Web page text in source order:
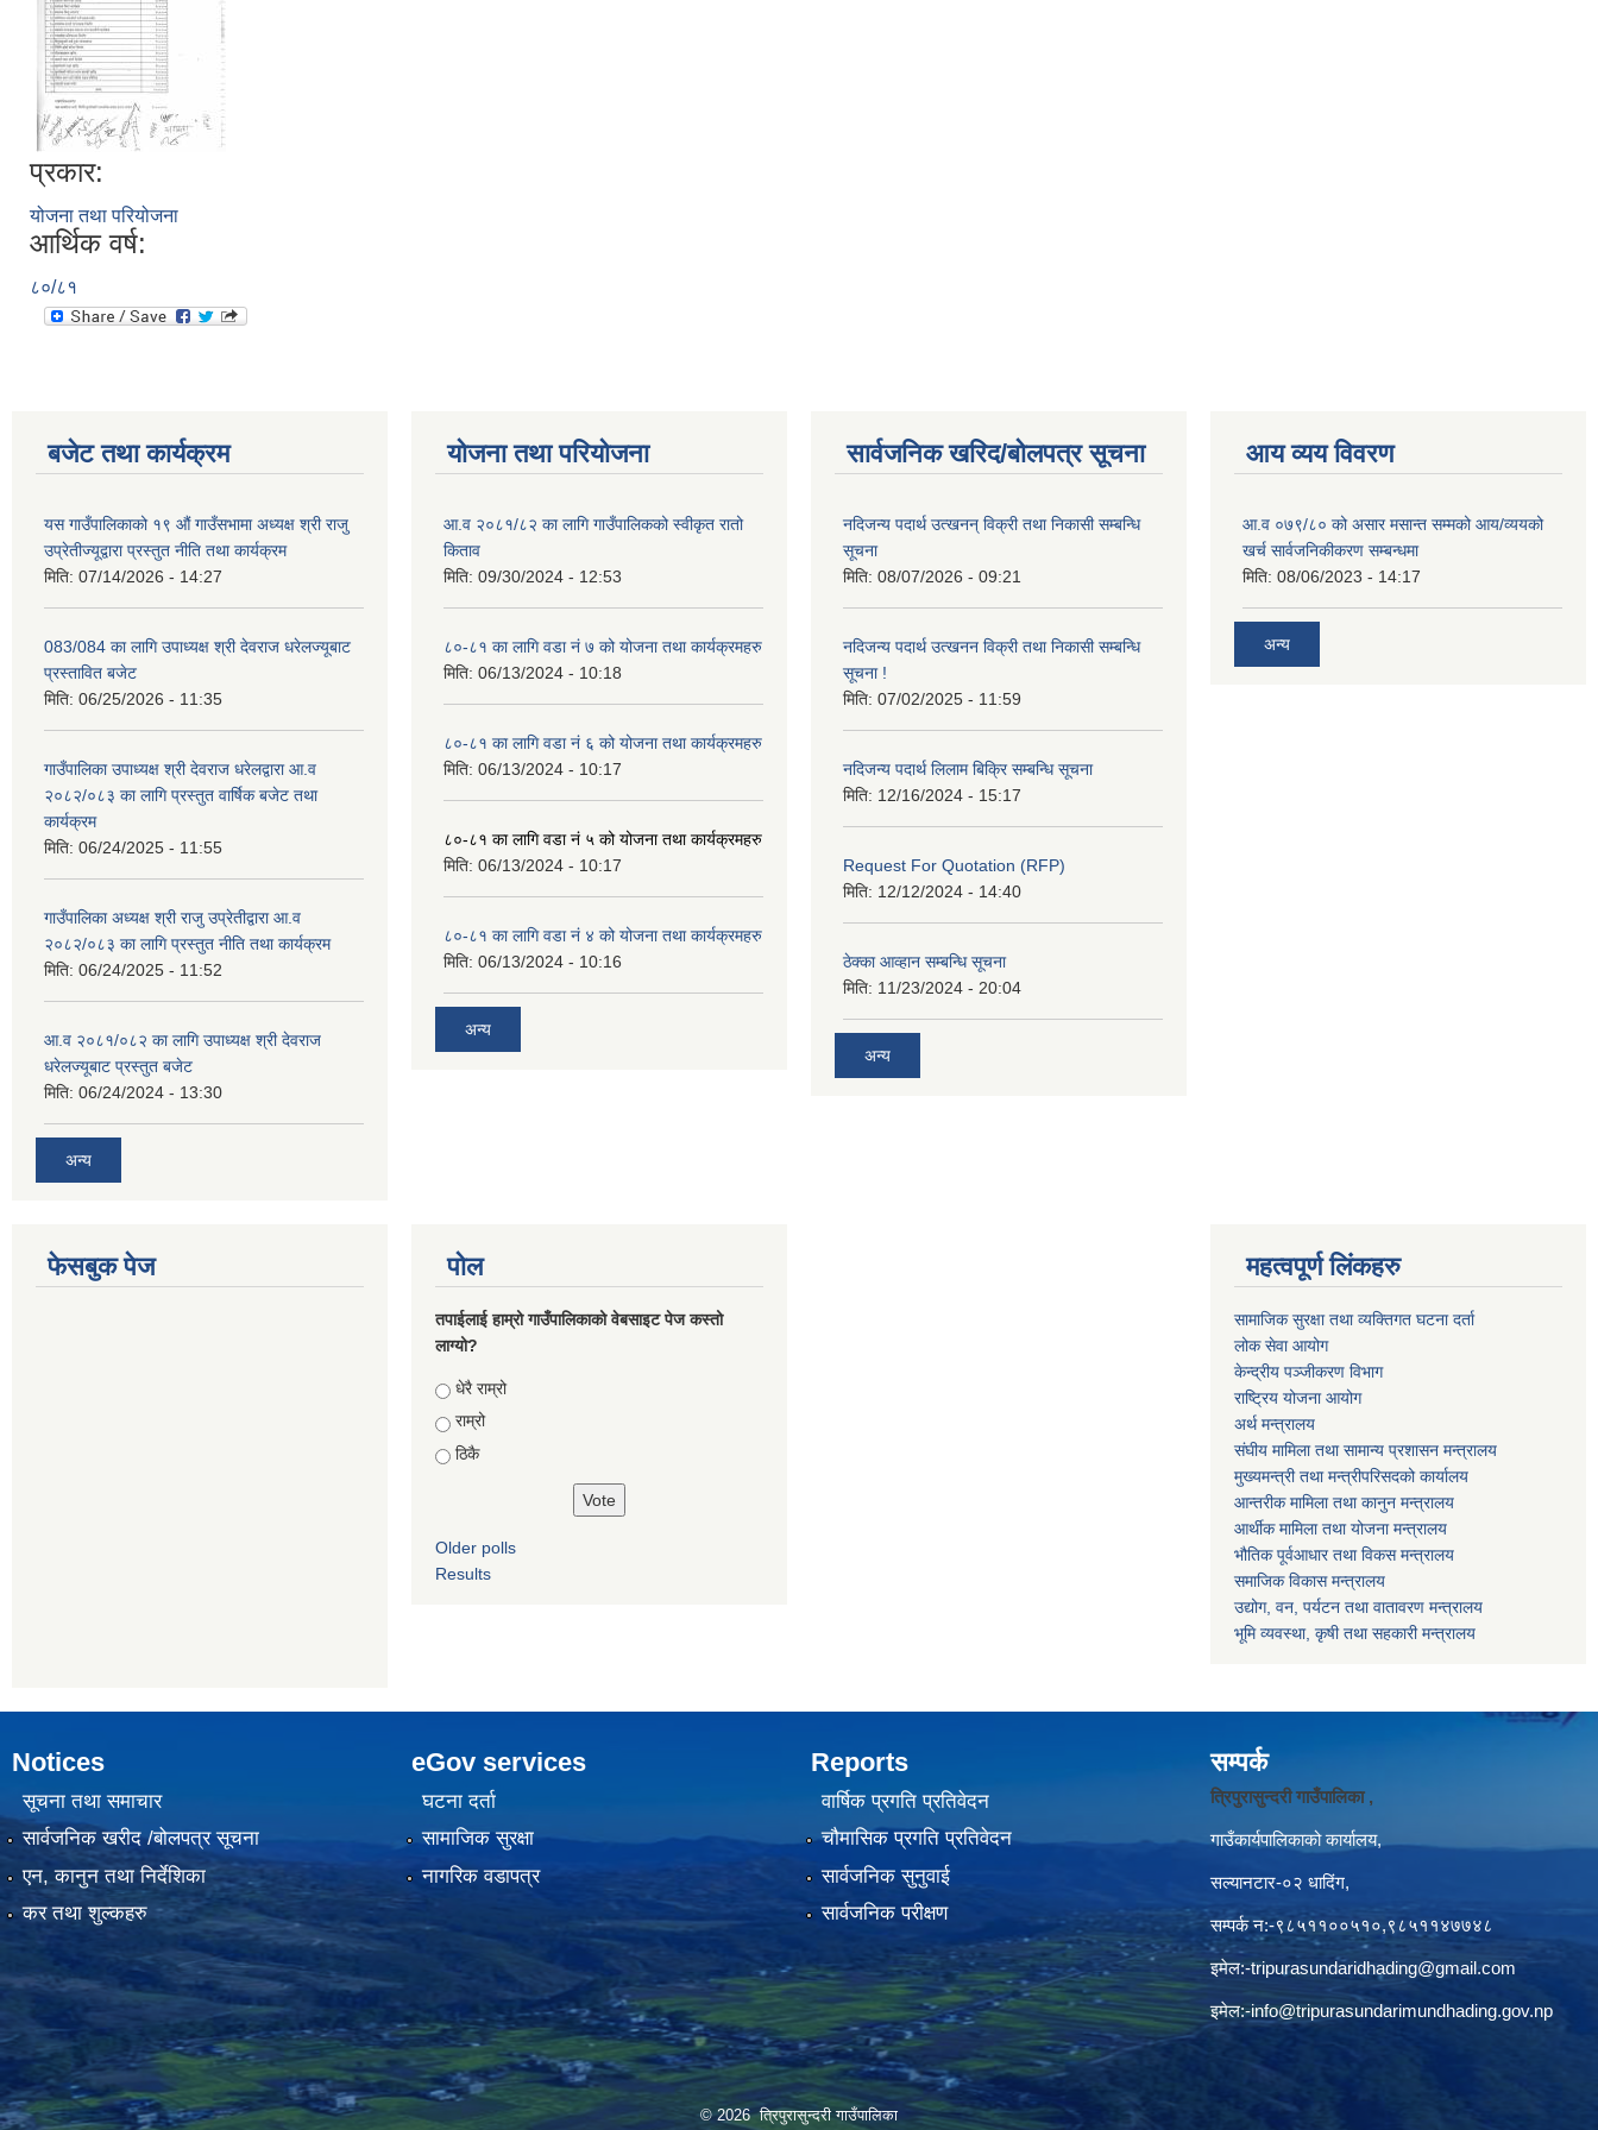
प्रकार:
योजना तथा परियोजना
आर्थिक वर्ष:
८०/८१
बजेट तथा कार्यक्रम
यस गाउँपालिकाको १९ औं गाउँसभामा अध्यक्ष श्री राजु
उप्रेतीज्यूद्वारा प्रस्तुत नीति तथा कार्यक्रम
मिति: 07/14/2026 - 14:27
083/084 का लागि उपाध्यक्ष श्री देवराज धरेलज्यूबाट
प्रस्तावित बजेट
मिति: 06/25/2026 - 11:35
गाउँपालिका उपाध्यक्ष श्री देवराज धरेलद्वारा आ.व
२०८२/०८३ का लागि प्रस्तुत वार्षिक बजेट तथा
कार्यक्रम
मिति: 06/24/2025 - 11:55
गाउँपालिका अध्यक्ष श्री राजु उप्रेतीद्वारा आ.व
२०८२/०८३ का लागि प्रस्तुत नीति तथा कार्यक्रम
मिति: 06/24/2025 - 11:52
आ.व २०८१/०८२ का लागि उपाध्यक्ष श्री देवराज
धरेलज्यूबाट प्रस्तुत बजेट
मिति: 06/24/2024 - 13:30
अन्य
योजना तथा परियोजना
आ.व २०८१/८२ का लागि गाउँपालिकको स्वीकृत रातो
किताव
मिति: 09/30/2024 - 12:53
८०-८१ का लागि वडा नं ७ को योजना तथा कार्यक्रमहरु
मिति: 06/13/2024 - 10:18
८०-८१ का लागि वडा नं ६ को योजना तथा कार्यक्रमहरु
मिति: 06/13/2024 - 10:17
८०-८१ का लागि वडा नं ५ को योजना तथा कार्यक्रमहरु
मिति: 06/13/2024 - 10:17
८०-८१ का लागि वडा नं ४ को योजना तथा कार्यक्रमहरु
मिति: 06/13/2024 - 10:16
अन्य
सार्वजनिक खरिद/बोलपत्र सूचना
नदिजन्य पदार्थ उत्खनन् विक्री तथा निकासी सम्बन्धि
सूचना
मिति: 08/07/2026 - 09:21
नदिजन्य पदार्थ उत्खनन विक्री तथा निकासी सम्बन्धि
सूचना !
मिति: 07/02/2025 - 11:59
नदिजन्य पदार्थ लिलाम बिक्रि सम्बन्धि सूचना
मिति: 12/16/2024 - 15:17
Request For Quotation (RFP)
मिति: 12/12/2024 - 14:40
ठेक्का आव्हान सम्बन्धि सूचना
मिति: 11/23/2024 - 20:04
अन्य
आय व्यय विवरण
आ.व ०७९/८० को असार मसान्त सम्मको आय/व्ययको
खर्च सार्वजनिकीकरण सम्बन्धमा
मिति: 08/06/2023 - 14:17
अन्य
फेसबुक पेज पोल
तपाईलाई हाम्रो गाउँपालिकाको वेबसाइट पेज कस्तो
लाग्यो?
Choices
धेरै राम्रो
राम्रो
ठिकै
Older polls
Results
महत्वपूर्ण लिंकहरु
सामाजिक सुरक्षा तथा व्यक्तिगत घटना दर्ता
लोक सेवा आयोग
केन्द्रीय पञ्जीकरण विभाग
राष्ट्रिय योजना आयोग
अर्थ मन्त्रालय
संघीय मामिला तथा सामान्य प्रशासन मन्त्रालय
मुख्यमन्त्री तथा मन्त्रीपरिसदको कार्यालय
आन्तरीक मामिला तथा कानुन मन्त्रालय
आर्थीक मामिला तथा योजना मन्त्रालय
भौतिक पूर्वआधार तथा विकस मन्त्रालय
समाजिक विकास मन्त्रालय
उद्योग, वन, पर्यटन तथा वातावरण मन्त्रालय
भूमि व्यवस्था, कृषी तथा सहकारी मन्त्रालय
Notices
सूचना तथा समाचार
सार्वजनिक खरीद /बोलपत्र सूचना
एन, कानुन तथा निर्देशिका
कर तथा शुल्कहरु
eGov services
घटना दर्ता
सामाजिक सुरक्षा
नागरिक वडापत्र
Reports
वार्षिक प्रगति प्रतिवेदन
चौमासिक प्रगति प्रतिवेदन
सार्वजनिक सुनुवाई
सार्वजनिक परीक्षण
सम्पर्क
त्रिपुरासुन्दरी गाउँपालिका ,
गाउँकार्यपालिकाको कार्यालय,
सल्यानटार-०२ धादिंग,
सम्पर्क न:-९८५११००५१०,९८५११४७७४८
इमेल:-tripurasundaridhading@gmail.com
इमेल:-info@tripurasundarimundhading.gov.np
© 2026 त्रिपुरासुन्दरी गाउँपालिका